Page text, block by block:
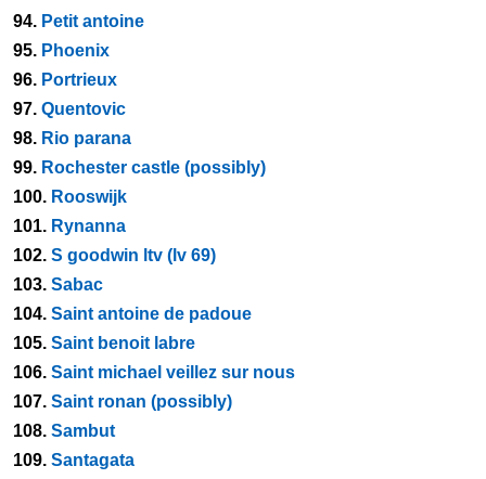
94. Petit antoine
95. Phoenix
96. Portrieux
97. Quentovic
98. Rio parana
99. Rochester castle (possibly)
100. Rooswijk
101. Rynanna
102. S goodwin ltv (lv 69)
103. Sabac
104. Saint antoine de padoue
105. Saint benoit labre
106. Saint michael veillez sur nous
107. Saint ronan (possibly)
108. Sambut
109. Santagata